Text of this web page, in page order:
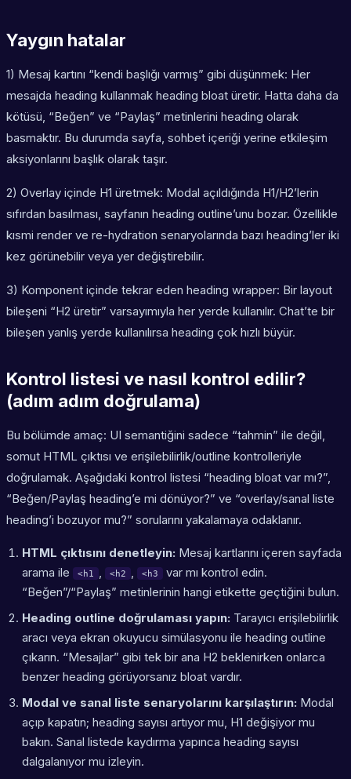
Yaygın hatalar
1) Mesaj kartını “kendi başlığı varmış” gibi düşünmek: Her
mesajda heading kullanmak heading bloat üretir. Hatta daha da
kötüsü, “Beğen” ve “Paylaş” metinlerini heading olarak
basmaktır. Bu durumda sayfa, sohbet içeriği yerine etkileşim
aksiyonlarını başlık olarak taşır.
2) Overlay içinde H1 üretmek: Modal açıldığında H1/H2’lerin
sıfırdan basılması, sayfanın heading outline’unu bozar. Özellikle
kısmi render ve re-hydration senaryolarında bazı heading’ler iki
kez görünebilir veya yer değiştirebilir.
3) Komponent içinde tekrar eden heading wrapper: Bir layout
bileşeni “H2 üretir” varsayımıyla her yerde kullanılır. Chat’te bir
bileşen yanlış yerde kullanılırsa heading çok hızlı büyür.
Kontrol listesi ve nasıl kontrol edilir?
(adım adım doğrulama)
Bu bölümde amaç: UI semantiğini sadece “tahmin” ile değil,
somut HTML çıktısı ve erişilebilirlik/outline kontrolleriyle
doğrulamak. Aşağıdaki kontrol listesi “heading bloat var mı?”,
“Beğen/Paylaş heading’e mi dönüyor?” ve “overlay/sanal liste
heading’i bozuyor mu?” sorularını yakalamaya odaklanır.
HTML çıktısını denetleyin: Mesaj kartlarını içeren sayfada
arama ile
<h1 , <h2 , <h3
var mı kontrol edin.
“Beğen”/“Paylaş” metinlerinin hangi etikette geçtiğini bulun.
Heading outline doğrulaması yapın: Tarayıcı erişilebilirlik
aracı veya ekran okuyucu simülasyonu ile heading outline
çıkarın. “Mesajlar” gibi tek bir ana H2 beklenirken onlarca
benzer heading görüyorsanız bloat vardır.
Modal ve sanal liste senaryolarını karşılaştırın: Modal
açıp kapatın; heading sayısı artıyor mu, H1 değişiyor mu
bakın. Sanal listede kaydırma yapınca heading sayısı
dalgalanıyor mu izleyin.